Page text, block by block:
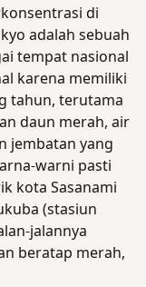
di
adalah sebuah
tempat nasional
karena memiliki
tahun, terutama
daun merah, air
jembatan yang
warni pasti
kota Sasanami
(stasiun
jalannya
beratap merah,